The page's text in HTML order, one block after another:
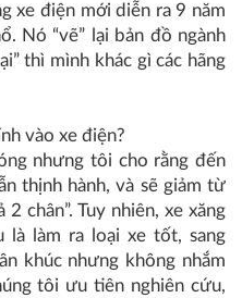
xe điện mới diễn ra 9 năm
Nó “vẽ” lại bản đồ ngành
thì mình khác gì các hãng
vào xe điện?
nhưng tôi cho rằng đến
thịnh hành, và sẽ giảm từ
chân”. Tuy nhiên, xe xăng
là làm ra loại xe tốt, sang
khúc nhưng không nhắm
tôi ưu tiên nghiên cứu,